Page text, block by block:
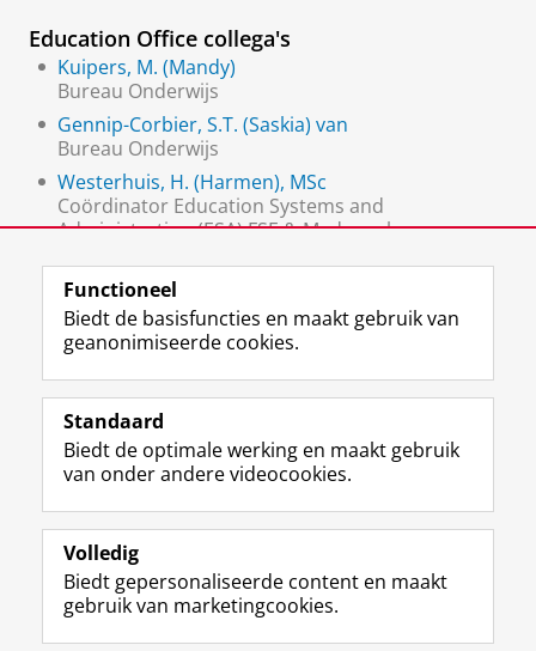
Education Office collega's
Kuipers, M. (Mandy)
Bureau Onderwijs
Gennip-Corbier, S.T. (Saskia) van
Bureau Onderwijs
Westerhuis, H. (Harmen), MSc
Coördinator Education Systems and
Administration (ESA) FSE & Medewerker
Volg de RUG
F
a
e
b
o
p
a
L
i
k
e
I
-
p
R
S
-
f
e
R
I
n
t
r
m
Y
o
T
e
k
Studiekiezers
Alumni
Over ons
Functioneel
Biedt de basisfuncties en maakt gebruik van
geanonimiseerde cookies.
Standaard
Biedt de optimale werking en maakt gebruik
van onder andere videocookies.
Volledig
Biedt gepersonaliseerde content en maakt
gebruik van marketingcookies.